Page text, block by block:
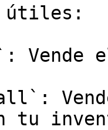
útiles:
Vende
tu